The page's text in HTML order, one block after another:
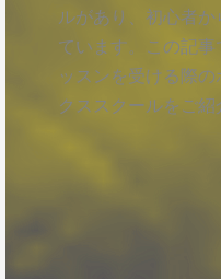
ルがあり、初心者
ています。この記
ッスンを受ける際
クススクールをご紹